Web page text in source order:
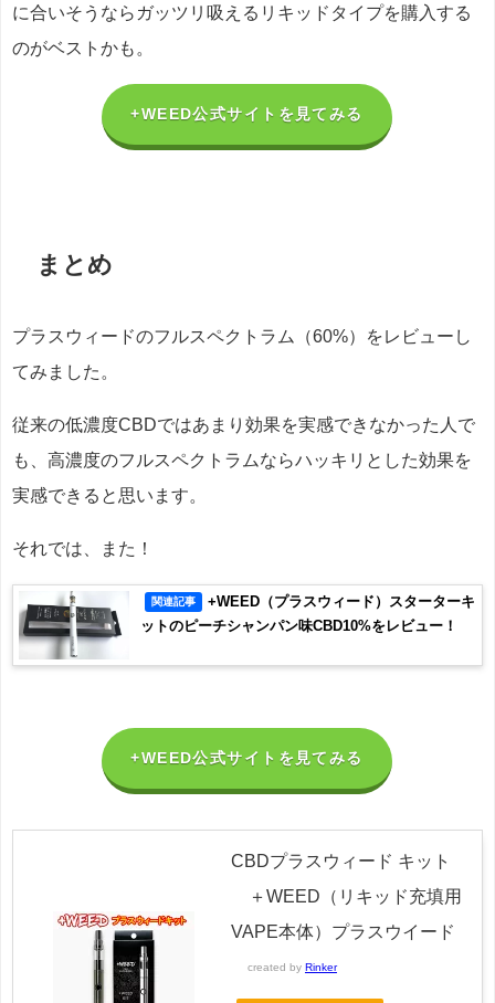
に合いそうならガッツリ吸えるリキッドタイプを購入する
のがベストかも。
+WEED公式サイトを見てみる
まとめ
プラスウィードのフルスペクトラム（60%）をレビューし
てみました。
従来の低濃度CBDではあまり効果を実感できなかった人で
も、高濃度のフルスペクトラムならハッキリとした効果を
実感できると思います。
それでは、また！
関連記事
+WEED（プラスウィード）スターターキ
ットのピーチシャンパン味CBD10%をレビュー！
+WEED公式サイトを見てみる
CBDプラスウィード キット
＋WEED（リキッド充填用
VAPE本体）プラスウイード
created by Rinker